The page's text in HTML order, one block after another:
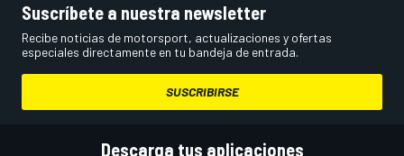
Suscríbete a nuestra newsletter
Recibe noticias de motorsport, actualizaciones y ofertas
especiales directamente en tu bandeja de entrada.
SUSCRIBIRSE
Descarga tus aplicaciones